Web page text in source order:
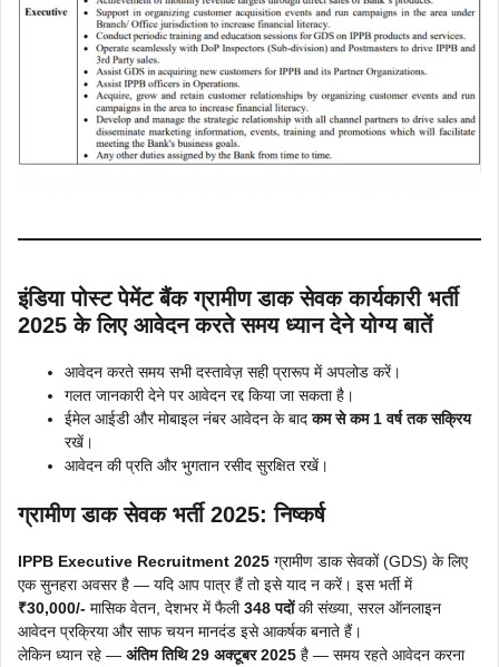
इंडिया पोस्ट पेमेंट बैंक ग्रामीण डाक सेवक कार्यकारी भर्ती
2025 के लिए आवेदन करते समय ध्यान देने योग्य बातें
आवेदन करते समय सभी दस्तावेज़ सही प्रारूप में अपलोड करें।
गलत जानकारी देने पर आवेदन रद्द किया जा सकता है।
ईमेल आईडी और मोबाइल नंबर आवेदन के बादकम से कम 1 वर्ष तक सक्रिय
रखें।
आवेदन की प्रति और भुगतान रसीद सुरक्षित रखें।
ग्रामीण डाक सेवक भर्ती 2025: निष्कर्ष
IPPB Executive Recruitment 2025 ग्रामीण डाक सेवकों (GDS) के लिए
एक सुनहरा अवसर है — यदि आप पात्र हैं तो इसे याद न करें। इस भर्ती में
₹30,000/- मासिक वेतन, देशभर में फैली348 पदोंकी संख्या, सरल ऑनलाइन
आवेदन प्रक्रिया और साफ चयन मानदंड इसे आकर्षक बनाते हैं।
लेकिन ध्यान रहे — अंतिम तिथि 29 अक्टूबर 2025 है — समय रहते आवेदन करना